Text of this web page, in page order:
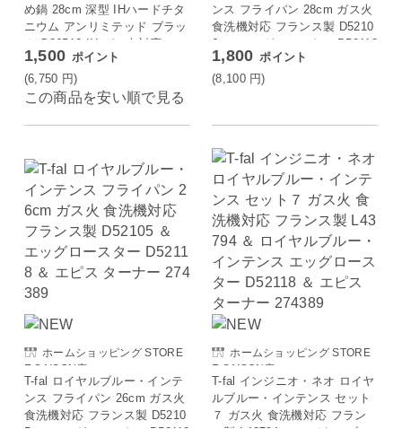
め鍋 28cm 深型 IHハードチタ
ニウム アンリミテッド ブラッ
ク G26519 IH ガス火対応
1,500 ポイント
(6,750 円)
この商品を安い順で見る
ンス フライパン 28cm ガス火
食洗機対応 フランス製 D5210
6 ＆ エッグロースター D52118
＆ エピス ターナー 274389
1,800 ポイント
(8,100 円)
ホームショッピング STORE
E SAISON店
T-fal ロイヤルブルー・インテ
ンス フライパン 26cm ガス火
食洗機対応 フランス製 D5210
ホームショッピング STORE
E SAISON店
T-fal インジニオ・ネオ ロイヤ
ルブルー・インテンス セット
７ ガス火 食洗機対応 フラン